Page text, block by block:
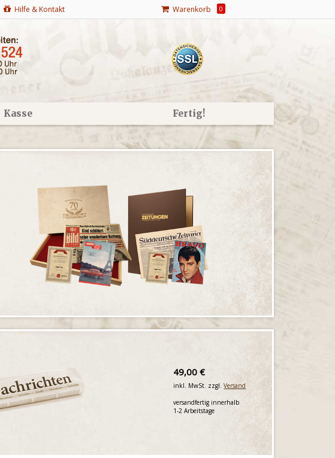
Hilfe & Kontakt Warenkorb 0
Kasse Fertig!
49,00 €
inkl. MwSt. zzgl.Versand
versandfertig innerhalb
1-2 Arbeitstage